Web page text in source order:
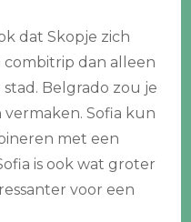
dat Skopje zich
dan alleen
Belgrado zou je
Sofia kun
met een
is ook wat groter
voor een